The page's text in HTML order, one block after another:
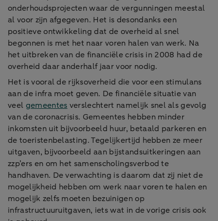
onderhoudsprojecten waar de vergunningen meestal
al voor zijn afgegeven. Het is desondanks een
positieve ontwikkeling dat de overheid al snel
begonnen is met het naar voren halen van werk. Na
het uitbreken van de financiële crisis in 2008 had de
overheid daar anderhalf jaar voor nodig.
Het is vooral de rijksoverheid die voor een stimulans
aan de infra moet geven. De financiële situatie van
veel gemeentes verslechtert namelijk snel als gevolg
van de coronacrisis. Gemeentes hebben minder
inkomsten uit bijvoorbeeld huur, betaald parkeren en
de toeristenbelasting. Tegelijkertijd hebben ze meer
uitgaven, bijvoorbeeld aan bijstandsuitkeringen aan
zzp’ers en om het samenscholingsverbod te
handhaven. De verwachting is daarom dat zij niet de
mogelijkheid hebben om werk naar voren te halen en
mogelijk zelfs moeten bezuinigen op
infrastructuuruitgaven, iets wat in de vorige crisis ook